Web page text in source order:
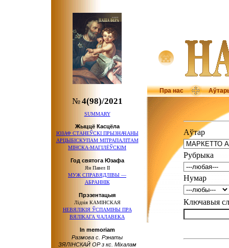
Пра нас
№4(98)/2021
SUMMARY
Жыццё Касцёла
ЮЗАФ СТАНЕЎСКІ ПРЫЗНАЧАНЫ
АРЦЫБІСКУПАМ МІТРАПАЛІТАМ
МІНСКА-МАГІЛЁЎСКІМ
Год святога Юзафа
Ян Павел ІІ
МУЖ СПРАВЯДЛІВЫ —
АБРАННІК
Прэзентацыя
Лідзія КАМІНСКАЯ
НЕВЯЛІКІЯ ЎСПАМІНЫ ПРА
ВЯЛІКАГА ЧАЛАВЕКА
In memoriam
Размова с. Рэнаты
ЗЯЛІНСКАЙ OP з кс. Міхалам
Аўтар
Рубрыка
Нумар
Ключавыя